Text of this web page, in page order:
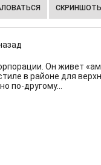
СКРИНШОТЫ
Он живет
в районе для
по-другому…